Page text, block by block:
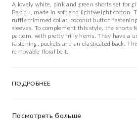
Посмотреть больше
A lovely white, pink and green shorts set for
Babidu, made in soft and lightweight cotton.
ruffle trimmed collar, coconut button
sleeves. To complement this style, the shorts
pattern, with pretty frilly hems. They have a
fastening, pockets and an elasticated back.
removable floral belt.
ПОДРОБНЕЕ